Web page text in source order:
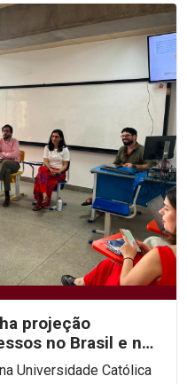
projeção
no Brasil e no
Universidade Católica